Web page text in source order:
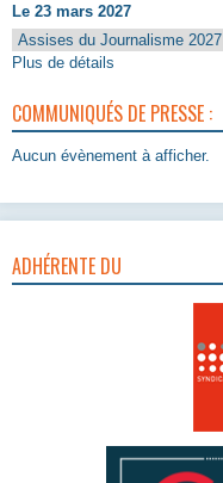
Le 23 mars 2027
Assises du Journalisme 2027
Plus de détails
COMMUNIQUÉS DE PRESSE :
Aucun évènement à afficher.
ADHÉRENTE DU